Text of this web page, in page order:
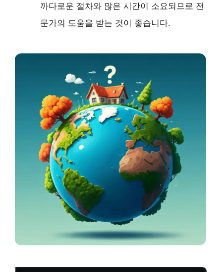
까다로운 절차와 많은 시간이 소요되므로 전
문가의 도움을 받는 것이 좋습니다.